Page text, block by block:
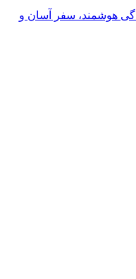
هوشمند، سفر آسان و